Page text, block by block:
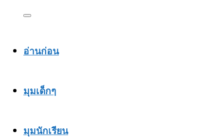
อ่านก่อน
มุมเด็กๆ
มุมนักเรียน